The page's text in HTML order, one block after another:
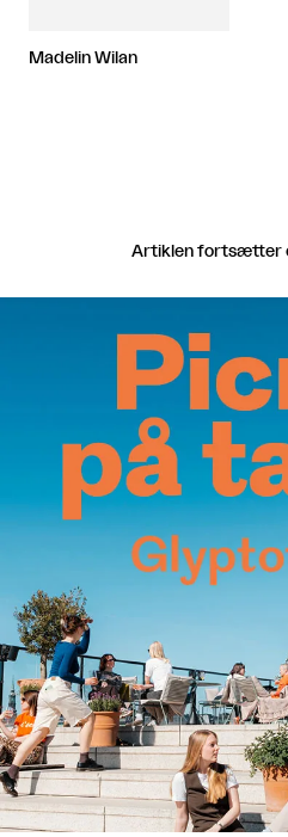
Madelin Wilan
Artiklen fortsætter